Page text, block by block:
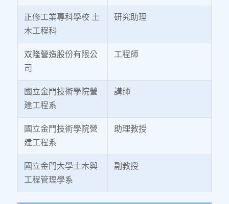
正修工業專科學校 土
木工程科
研究助理
双隆營造股份有限公
司
工程師
國立金門技術學院營
建工程系
講師
國立金門技術學院營
建工程系
助理教授
國立金門大學土木與
工程管理學系
副教授